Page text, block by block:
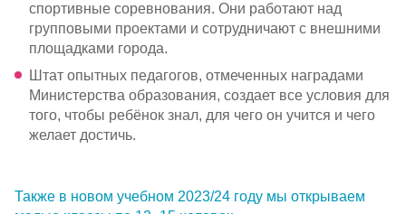
спортивные соревнования. Они работают над
групповыми проектами и сотрудничают с внешними
площадками города.
Штат опытных педагогов, отмеченных наградами
Министерства образования, создает все условия для
того, чтобы ребёнок знал, для чего он учится и чего
желает достичь.
Также в новом учебном 2023/24 году мы открываем